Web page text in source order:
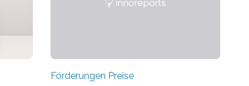
Förderungen Preise